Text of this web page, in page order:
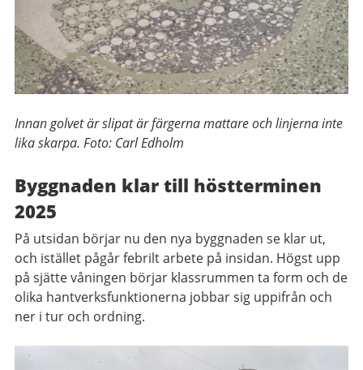
Innan golvet är slipat är färgerna mattare och linjerna inte
lika skarpa. Foto: Carl Edholm
Byggnaden klar till höstterminen
2025
På utsidan börjar nu den nya byggnaden se klar ut,
och istället pågår febrilt arbete på insidan. Högst upp
på sjätte våningen börjar klassrummen ta form och de
olika hantverksfunktionerna jobbar sig uppifrån och
ner i tur och ordning.